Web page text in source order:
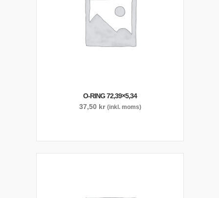
O-RING 72,39×5,34
37,50 kr (inkl. moms)